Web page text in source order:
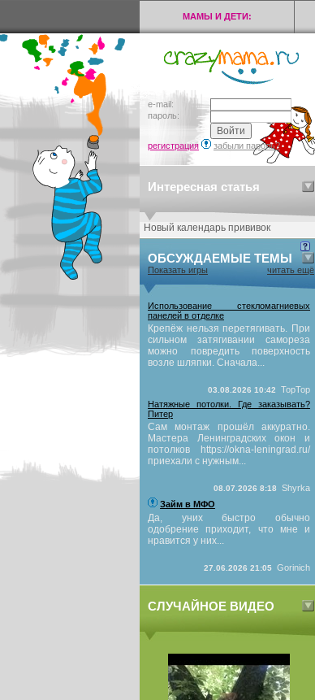
МАМЫ И ДЕТИ:
e-mail:
пароль:
регистрация забыли пароль?
Интересная статья
Новый календарь прививок
ОБСУЖДАЕМЫЕ ТЕМЫ
Показать игры читать ещё
Использование стекломагниевых
панелей в отделке
Крепёж нельзя перетягивать. При
сильном затягивании самореза
можно повредить поверхность
возле шляпки. Сначала...
03.08.2026 10:42
TopTop
Натяжные потолки. Где заказывать?
Питер
Сам монтаж прошёл аккуратно.
Мастера Ленинградских окон и
потолков https://okna-leningrad.ru/
приехали с нужным...
08.07.2026 8:18
Shyrka
Займ в МФО
Да, уних быстро обычно
одобрение приходит, что мне и
нравится у них...
27.06.2026 21:05 Gorinich
СЛУЧАЙНОЕ ВИДЕО